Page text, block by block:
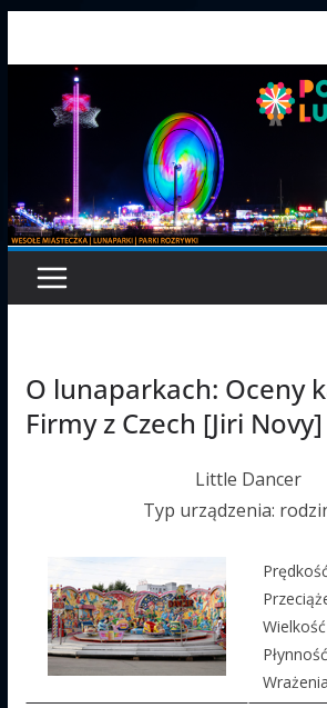
O lunaparkach: Oceny
Firmy z Czech [Jiri Novy]
Little Dancer
Typ urządzenia: